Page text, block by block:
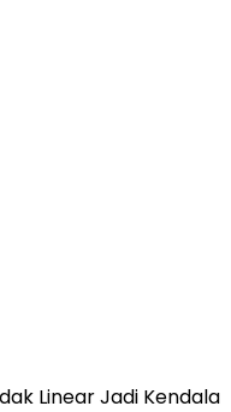
Linear Jadi Kendala